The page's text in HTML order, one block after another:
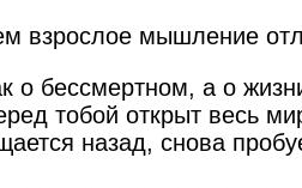
взрослое мышление
о бессмертном, а о
тобой открыт весь
назад, снова